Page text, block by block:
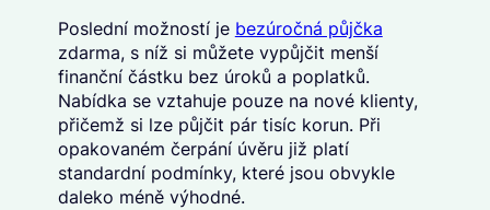
Poslední možností je bezúročná půjčka
zdarma, s níž si můžete vypůjčit menší
finanční částku bez úroků a poplatků.
Nabídka se vztahuje pouze na nové klienty,
přičemž si lze půjčit pár tisíc korun. Při
opakovaném čerpání úvěru již platí
standardní podmínky, které jsou obvykle
daleko méně výhodné.